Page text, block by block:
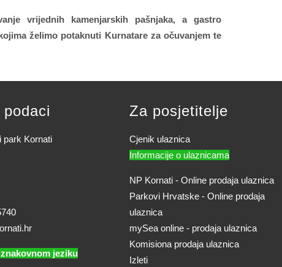
vrijednih kamenjarskih pašnjaka, a gastro
želimo potaknuti Kurnatare za očuvanjem te
park Kornati
jeziku
Za posjetitelje
Cjenik ulaznica
Informacije o ulaznicama
NP Kornati - Online prodaja ulaznica
Parkovi Hrvatske - Online prodaja
ulaznica
mySea online - prodaja ulaznica
Komisiona prodaja ulaznica
Izleti